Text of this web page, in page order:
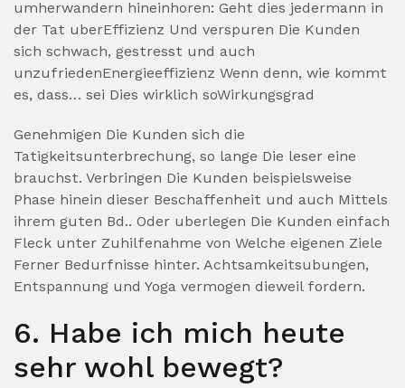
umherwandern hineinhoren: Geht dies jedermann in
der Tat uberEffizienz Und verspuren Die Kunden
sich schwach, gestresst und auch
unzufriedenEnergieeffizienz Wenn denn, wie kommt
es, dass… sei Dies wirklich soWirkungsgrad
Genehmigen Die Kunden sich die
Tatigkeitsunterbrechung, so lange Die leser eine
brauchst. Verbringen Die Kunden beispielsweise
Phase hinein dieser Beschaffenheit und auch Mittels
ihrem guten Bd.. Oder uberlegen Die Kunden einfach
Fleck unter Zuhilfenahme von Welche eigenen Ziele
Ferner Bedurfnisse hinter. Achtsamkeitsubungen,
Entspannung und Yoga vermogen dieweil fordern.
6. Habe ich mich heute
sehr wohl bewegt?